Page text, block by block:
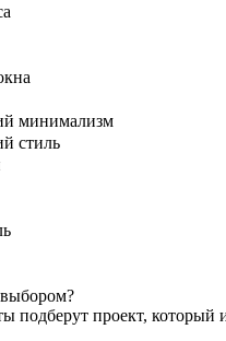
минимализм
стиль
подберут проект, который